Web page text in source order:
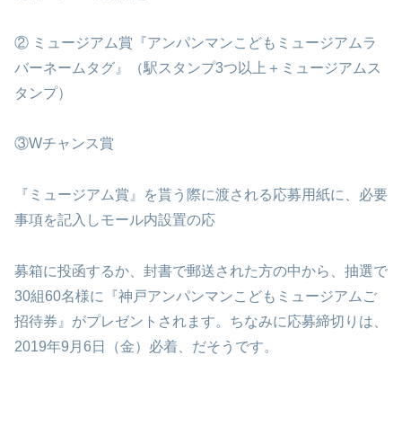
② ミュージアム賞『アンパンマンこどもミュージアムラ
バーネームタグ』（駅スタンプ3つ以上＋ミュージアムス
タンプ）
③Wチャンス賞
『ミュージアム賞』を貰う際に渡される応募用紙に、必要
事項を記入しモール内設置の応
募箱に投函するか、封書で郵送された方の中から、抽選で
30組60名様に『神戸アンパンマンこどもミュージアムご
招待券』がプレゼントされます。ちなみに応募締切りは、
2019年9月6日（金）必着、だそうです。